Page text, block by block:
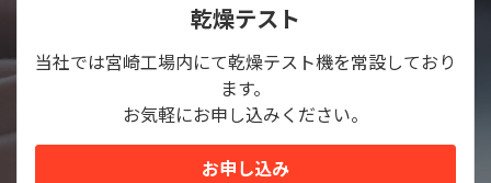
乾燥テスト
当社では宮崎工場内にて乾燥テスト機を常設しており
ます。
お気軽にお申し込みください。
お申し込み